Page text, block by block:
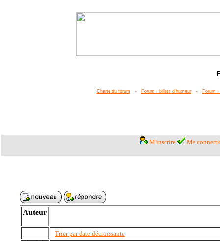
Charte du forum - Forum : billets d'humeur - Forum :
M'inscrire Me
Auteur
Trier par date décroissante